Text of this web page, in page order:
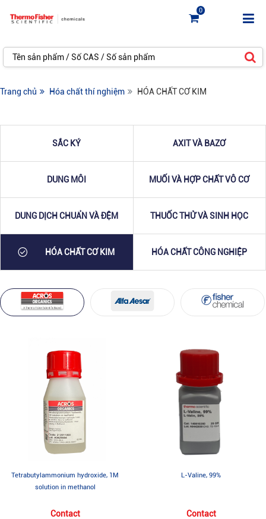
0
Trang chủ Hóa chất thí nghiệm HÓA CHẤT CƠ KIM
SẮC KÝ AXIT VÀ BAZƠ
DUNG MÔI MUỐI VÀ HỢP CHẤT VÔ CƠ
DUNG DỊCH CHUẨN VÀ ĐỆM THUỐC THỬ VÀ SINH HỌC
HÓA CHẤT CƠ KIM HÓA CHẤT CÔNG NGHIỆP
Tetrabutylammonium hydroxide, 1M
solution in methanol
Contact
L-Valine, 99%
Contact